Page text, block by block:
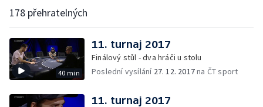
178 přehratelných
40 min
11. turnaj 2017
Finálový stůl - dva hráči u stolu
Poslední vysílání 27. 12. 2017na ČT sport
11. turnaj 2017